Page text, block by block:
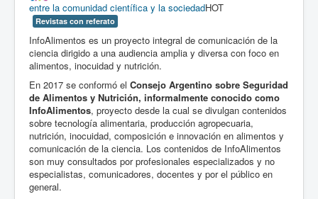
entre la comunidad científica y la sociedadHOT
Revistas con referato
InfoAlimentos es un proyecto integral de comunicación de la
ciencia dirigido a una audiencia amplia y diversa con foco en
alimentos, inocuidad y nutrición.
En 2017 se conformó el Consejo Argentino sobre Seguridad
de Alimentos y Nutrición, informalmente conocido como
InfoAlimentos, proyecto desde la cual se divulgan contenidos
sobre tecnología alimentaria, producción agropecuaria,
nutrición, inocuidad, composición e innovación en alimentos y
comunicación de la ciencia. Los contenidos de InfoAlimentos
son muy consultados por profesionales especializados y no
especialistas, comunicadores, docentes y por el público en
general.